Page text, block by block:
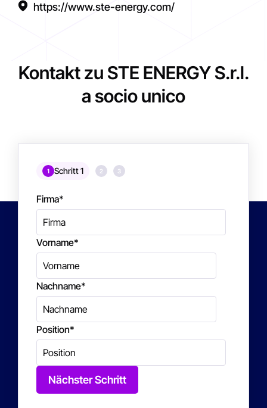
https://www.ste-energy.com/
Kontakt zu STE ENERGY S.r.l.
a socio unico
1 Schritt 1 2 3
Firma*
Vorname*
Nachname*
Position*
Nächster Schritt